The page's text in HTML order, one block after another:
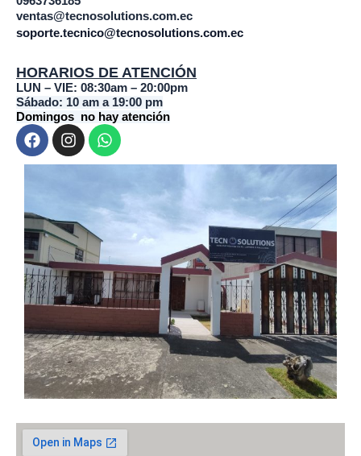
ventas@tecnosolutions.com.ec
soporte.tecnico@tecnosolutions.com.ec
HORARIOS DE ATENCIÓN
LUN – VIE: 08:30am – 20:00pm
Sábado: 10 am a 19:00 pm
Domingos no hay atención
F
a
c
o
o
k
I
n
s
r
a
m
W
h
a
a